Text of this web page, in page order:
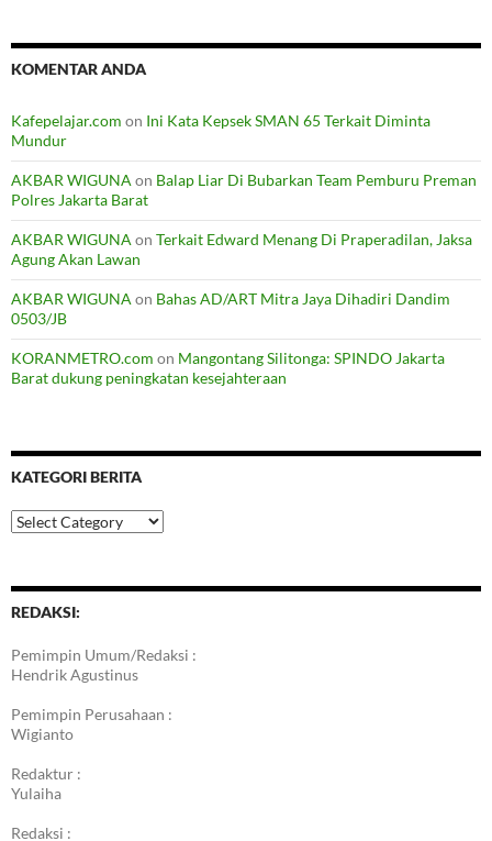
KOMENTAR ANDA
Kafepelajar.com on Ini Kata Kepsek SMAN 65 Terkait Diminta
Mundur
AKBAR WIGUNA on Balap Liar Di Bubarkan Team Pemburu Preman
Polres Jakarta Barat
AKBAR WIGUNA on Terkait Edward Menang Di Praperadilan, Jaksa
Agung Akan Lawan
AKBAR WIGUNA on Bahas AD/ART Mitra Jaya Dihadiri Dandim
0503/JB
KORANMETRO.com on Mangontang Silitonga: SPINDO Jakarta
Barat dukung peningkatan kesejahteraan
KATEGORI BERITA
Kategori
Berita
REDAKSI:
Pemimpin Umum/Redaksi :
Hendrik Agustinus
Pemimpin Perusahaan :
Wigianto
Redaktur :
Yulaiha
Redaksi :